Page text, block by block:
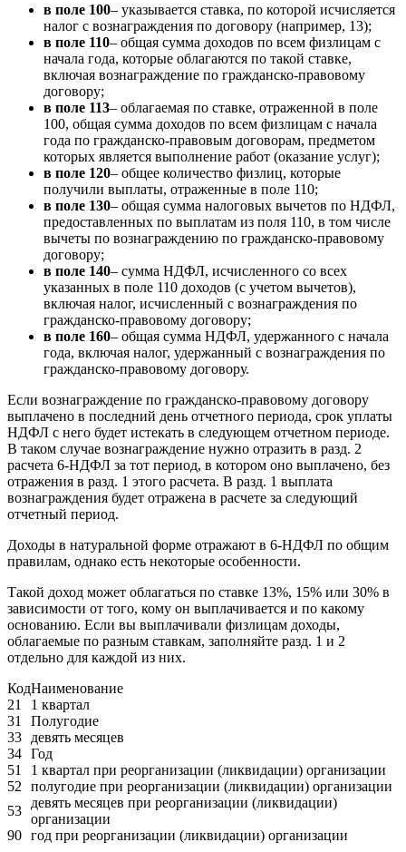
в поле 100– указывается ставка, по которой исчисляется
налог с вознаграждения по договору (например, 13);
в поле 110– общая сумма доходов по всем физлицам с
начала года, которые облагаются по такой ставке,
включая вознаграждение по гражданско-правовому
договору;
в поле 113– облагаемая по ставке, отраженной в поле
100, общая сумма доходов по всем физлицам с начала
года по гражданско-правовым договорам, предметом
которых является выполнение работ (оказание услуг);
в поле 120– общее количество физлиц, которые
получили выплаты, отраженные в поле 110;
в поле 130– общая сумма налоговых вычетов по НДФЛ,
предоставленных по выплатам из поля 110, в том числе
вычеты по вознаграждению по гражданско-правовому
договору;
в поле 140– сумма НДФЛ, исчисленного со всех
указанных в поле 110 доходов (с учетом вычетов),
включая налог, исчисленный с вознаграждения по
гражданско-правовому договору;
в поле 160– общая сумма НДФЛ, удержанного с начала
года, включая налог, удержанный с вознаграждения по
гражданско-правовому договору.
Если вознаграждение по гражданско-правовому договору
выплачено в последний день отчетного периода, срок уплаты
НДФЛ с него будет истекать в следующем отчетном периоде.
В таком случае вознаграждение нужно отразить в разд. 2
расчета 6-НДФЛ за тот период, в котором оно выплачено, без
отражения в разд. 1 этого расчета. В разд. 1 выплата
вознаграждения будет отражена в расчете за следующий
отчетный период.
Доходы в натуральной форме отражают в 6-НДФЛ по общим
правилам, однако есть некоторые особенности.
Такой доход может облагаться по ставке 13%, 15% или 30% в
зависимости от того, кому он выплачивается и по какому
основанию. Если вы выплачивали физлицам доходы,
облагаемые по разным ставкам, заполняйте разд. 1 и 2
отдельно для каждой из них.
КодНаименование
21
1 квартал
31
Полугодие
33
девять месяцев
34 Год
51
1 квартал при реорганизации (ликвидации) организации
52
полугодие при реорганизации (ликвидации) организации
53
девять месяцев при реорганизации (ликвидации)
организации
90 год при реорганизации (ликвидации) организации